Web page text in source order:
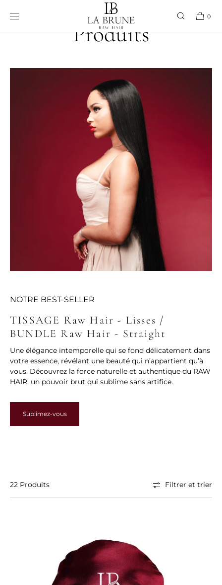
passer au
contenu
0
Produits
NOTRE BEST-SELLER
TISSAGE Raw Hair - Lisses /
BUNDLE Raw Hair - Straight
Une élégance intemporelle qui se fond délicatement dans
votre essence, révélant une beauté qui n’appartient qu’à
vous. Découvrez la force naturelle et authentique du RAW
HAIR, un pouvoir brut qui sublime sans artifice.
Sublimez-vous
22 Produits Filtrer et trier